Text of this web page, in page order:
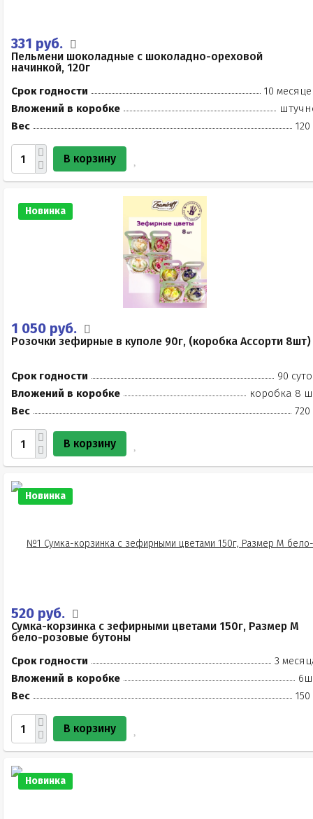
331 руб.
Пельмени шоколадные с шоколадно-ореховой
начинкой, 120г
Срок годности
10
Вложений в коробке
Вес
120
В корзину
Новинка
1 050 руб.
Розочки зефирные в куполе 90г, (коробка Ассорти 8шт)
Срок годности
90
Вложений в коробке
коробка 8
Вес
720
В корзину
Новинка
520 руб.
Сумка-корзинка с зефирными цветами 150г, Размер М
бело-розовые бутоны
Срок годности
3
Вложений в коробке
Вес
150
В корзину
Новинка